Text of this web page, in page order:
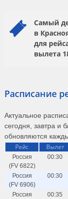
Самый
в
для
вылета
Расписание
Актуальное
сегодня, завтра и
обновляются
Рейс Вылет
Россия
(FV 6822)
00:30
Россия
(FV 6906)
00:30
Россия
00:35